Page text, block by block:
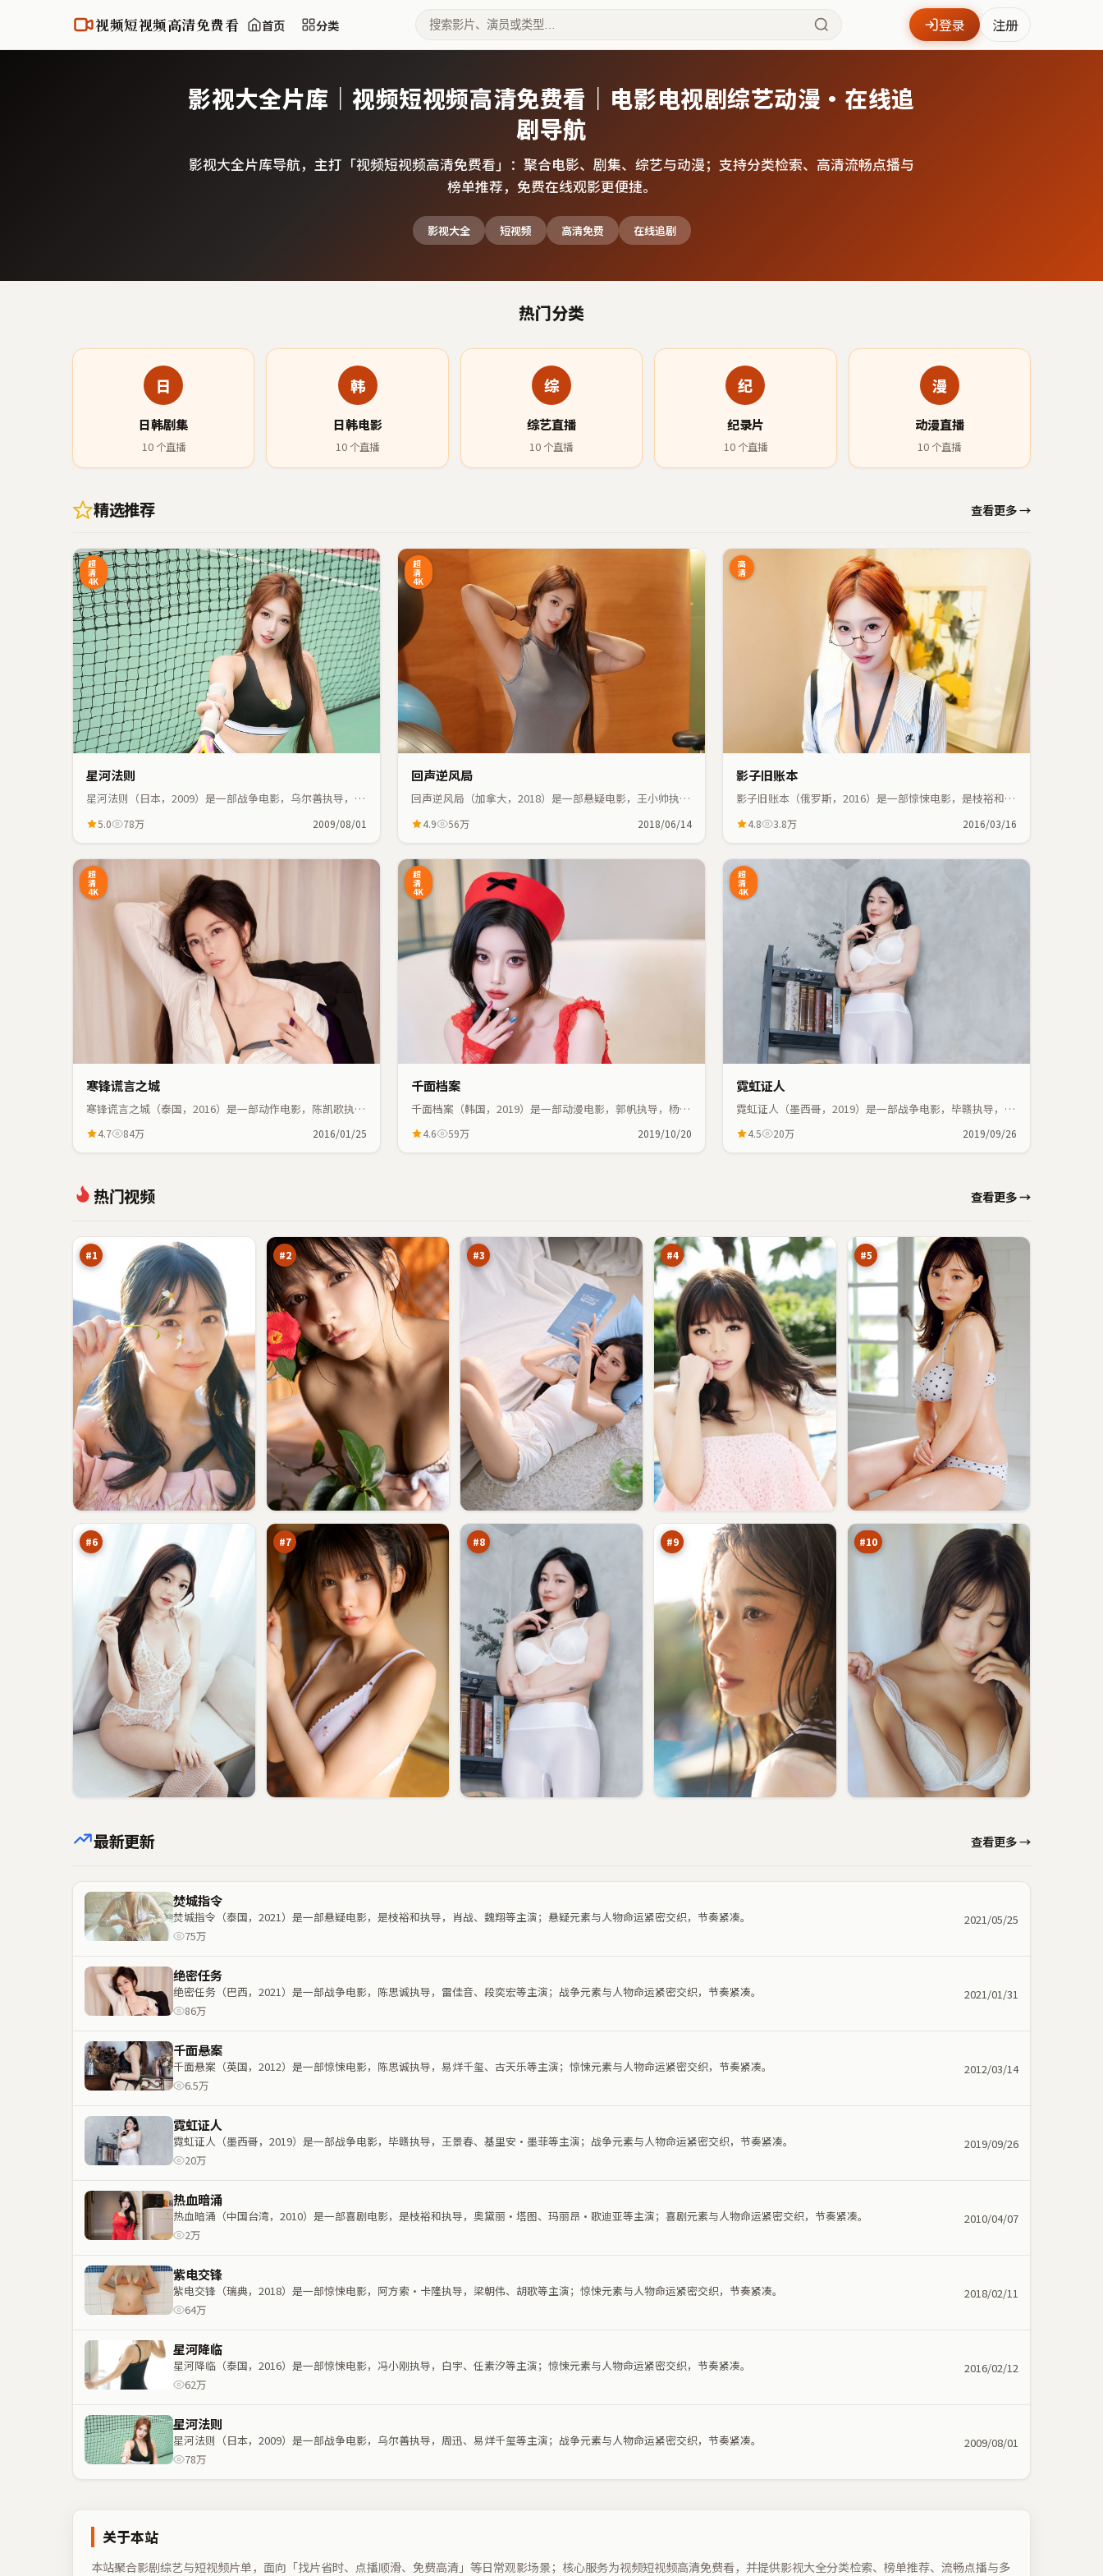
视频短视频高清免费看 首页 分类 登录 注册
影视大全片库｜视频短视频高清免费看｜电影电视剧综艺动漫·在线追
剧导航
影视大全片库导航，主打「视频短视频高清免费看 」：聚合电影、剧集、综艺与动漫；支持分类检索、高清流畅点播与
榜单推荐，免费在线观影更便捷。
影视大全 短视频 高清免费 在线追剧
热门分类
日
日韩剧集
10个直播
韩
日韩电影
10 个直播
综
综艺直播
10 个直播
纪
纪录片
10个直播
漫
动漫直播
10 个直播
精选推荐 查看更多 →
超
清
4K
星河法则
星河法则（日本，2009）是一部战争电影，乌尔善执导，周
紧凑。
5.0 78万 2009/08/01
超
清
4K
回声逆风局
回声逆风局（加拿大，2018）是一部悬疑电影，王小帅执
织，节奏紧凑。
4.9 56万 2018/06/14
高
清
影子旧账本
影子旧账本（俄罗斯，2016）是一部惊悚电影，是枝裕和执
奏紧凑。
4.8 3.8万 2016/03/16
超
清
4K
寒锋谎言之城
寒锋谎言之城（泰国，2016）是一部动作电影，陈凯歌执
节奏紧凑。
4.7 84万 2016/01/25
超
清
4K
千面档案
千面档案（韩国，2019）是一部动漫电影，郭帆执导，杨
凑。
4.6 59万 2019/10/20
超
清
4K
霓虹证人
霓虹证人（墨西哥，2019）是一部战争电影，毕赣执导，王
织，节奏紧凑。
4.5 20万 2019/09/26
热门视频 查看更多 →
#1
暮
色
#2
线
#3 #4 #5
#6
紫
电
回
声
壁
94
万
#7
迷
雾
93
万
#8
焚
城
疑
云
90
万
#9
星
河
风
局
90
万
#10
边
疑
云
88
万
最新更新 查看更多 →
焚城指令
焚城指令（泰国，2021）是一部悬疑电影，是枝裕和执导，肖战、魏翔等主演；悬疑元素与人物命运紧密交织，节奏紧凑。
75万
2021/05/25
绝密任务
绝密任务（巴西，2021）是一部战争电影，陈思诚执导，雷佳音、段奕宏等主演；战争元素与人物命运紧密交织，节奏紧凑。
86万
2021/01/31
千面悬案
千面悬案（英国，2012）是一部惊悚电影，陈思诚执导，易烊千玺、古天乐等主演；惊悚元素与人物命运紧密交织，节奏紧凑。
6.5万
2012/03/14
霓虹证人
霓虹证人（墨西哥，2019）是一部战争电影，毕赣执导，王景春、基里安·墨菲等主演；战争元素与人物命运紧密交织，节奏紧凑。
20万
2019/09/26
热血暗涌
热血暗涌（中国台湾，2010）是一部喜剧电影，是枝裕和执导，奥黛丽·塔图、玛丽昂·歌迪亚等主演；喜剧元素与人物命运紧密交织，节奏紧凑。
2万
2010/04/07
紫电交锋
紫电交锋（瑞典，2018）是一部惊悚电影，阿方索·卡隆执导，梁朝伟、胡歌等主演；惊悚元素与人物命运紧密交织，节奏紧凑。
64万
2018/02/11
星河降临
星河降临（泰国，2016）是一部惊悚电影，冯小刚执导，白宇、任素汐等主演；惊悚元素与人物命运紧密交织，节奏紧凑。
62万
2016/02/12
星河法则
星河法则（日本，2009）是一部战争电影，乌尔善执导，周迅、易烊千玺等主演；战争元素与人物命运紧密交织，节奏紧凑。
78万
2009/08/01
关于本站
本站聚合影剧综艺与短视频片单，面向「找片省时、点播顺滑、免费高清」等日常观影场景；核心服务为视频短视频高清免费看，并提供影视大全分类检索、榜单推荐、流畅点播与多